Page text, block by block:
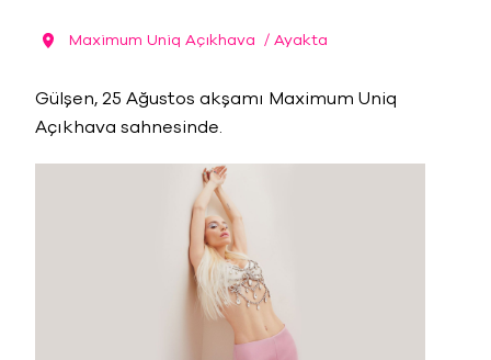
Maximum Uniq Açıkhava / Ayakta
Gülşen, 25 Ağustos akşamı Maximum Uniq
Açıkhava sahnesinde.